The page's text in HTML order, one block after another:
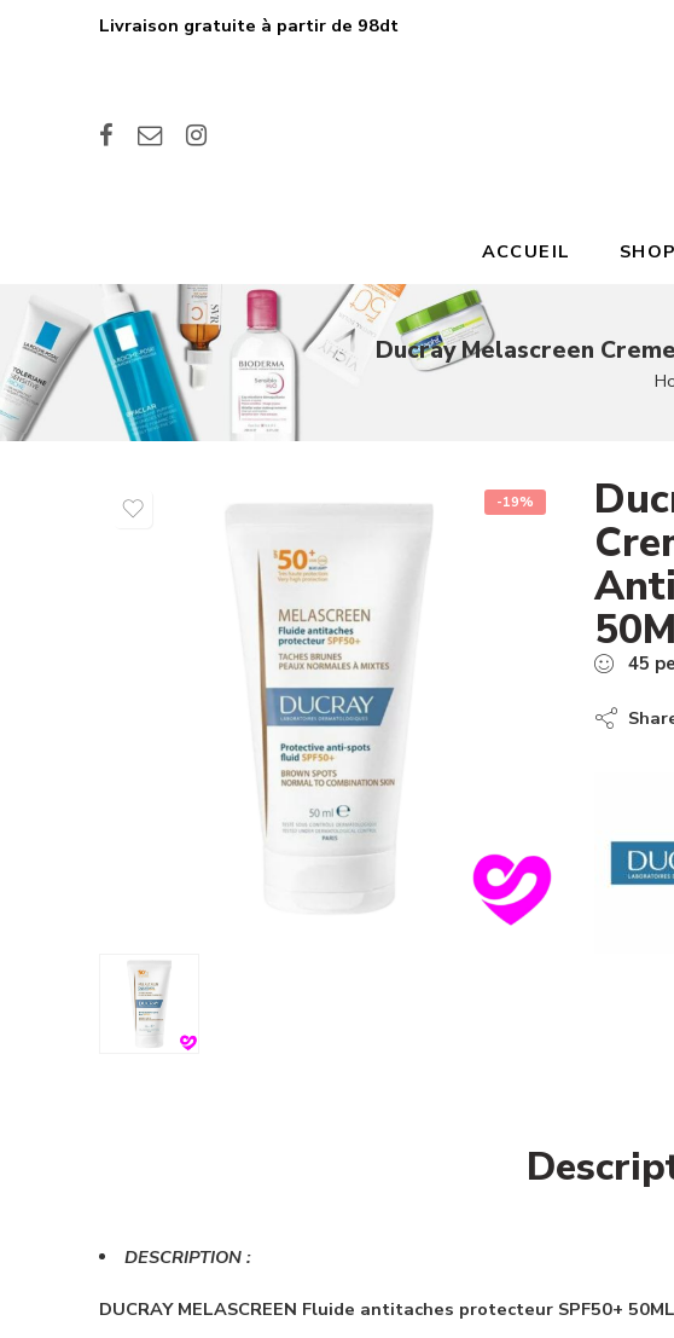
Livraison gratuite à partir de 98dt
ACCUEIL SHOP
Ducray Melascreen
-19%
45
DESCRIPTION :
DUCRAY MELASCREEN Fluide antitaches protecteur SPF50+ 50ML